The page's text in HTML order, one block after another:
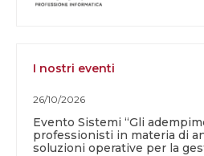
I nostri eventi
26/10/2026
Evento Sistemi “Gli
professionisti in materia di
soluzioni operative per la